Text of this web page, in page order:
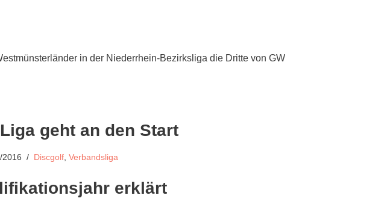
in der Niederrhein-Bezirksliga die Dritte von GW
geht an den Start
2016 Discgolf, Verbandsliga
erklärt